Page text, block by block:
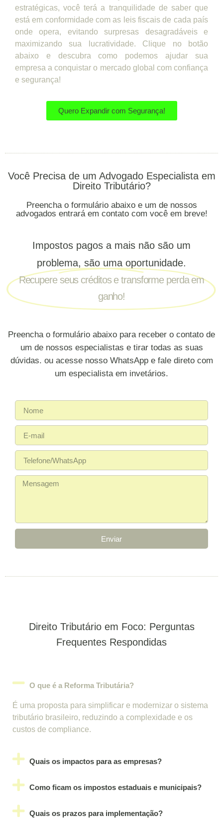
estratégicas, você terá a tranquilidade de saber que
está em conformidade com as leis fiscais de cada país
onde opera, evitando surpresas desagradáveis e
maximizando sua lucratividade. Clique no botão
abaixo e descubra como podemos ajudar sua
empresa a conquistar o mercado global com confiança
e segurança!
Quero Expandir com Segurança!
Você Precisa de um Advogado Especialista em
Direito Tributário?
Preencha o formulário abaixo e um de nossos
advogados entrará em contato com você em breve!
Impostos pagos a mais não são um
problema, são uma oportunidade.
Recupere seus créditos e transforme perda em
ganho!
Preencha o formulário abaixo para receber o contato de
um de nossos especialistas e tirar todas as suas
dúvidas. ou acesse nosso WhatsApp e fale direto com
um especialista em invetários.
Enviar
Direito Tributário em Foco: Perguntas
Frequentes Respondidas
O que é a Reforma Tributária?
É uma proposta para simplificar e modernizar o sistema
tributário brasileiro, reduzindo a complexidade e os
custos de compliance.
Quais os impactos para as empresas?
Como ficam os impostos estaduais e municipais?
Quais os prazos para implementação?